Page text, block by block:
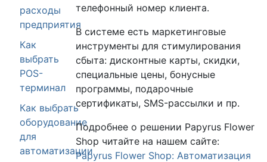
расходы
предприятия
Как
выбрать
POS-
терминал
Как выбрать
оборудование
для
автоматизации
телефонный номер клиента.
В системе есть маркетинговые
инструменты для стимулирования
сбыта: дисконтные карты, скидки,
специальные цены, бонусные
программы, подарочные
сертификаты, SMS-рассылки и пр.
Подробнее о решении Papyrus Flower
Shop читайте на нашем сайте:
Papyrus Flower Shop: Автоматизация